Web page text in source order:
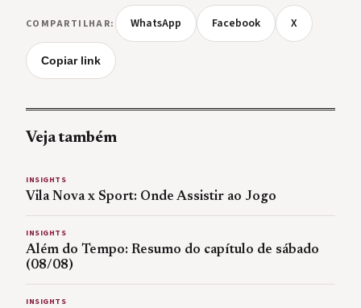
COMPARTILHAR: WhatsApp Facebook X
Copiar link
Veja também
INSIGHTS
Vila Nova x Sport: Onde Assistir ao Jogo
INSIGHTS
Além do Tempo: Resumo do capítulo de sábado
(08/08)
INSIGHTS